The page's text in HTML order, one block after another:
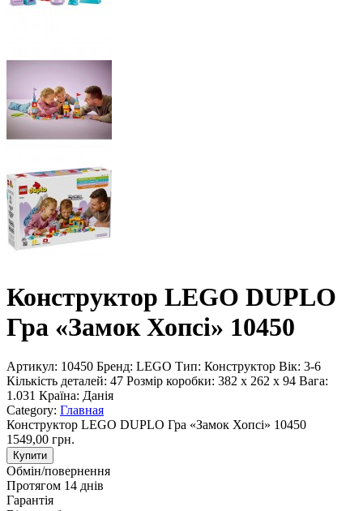
Конструктор LEGO DUPLO
Гра «Замок Хопсі» 10450
Артикул: 10450 Бренд: LEGO Тип: Конструктор Вік: 3-6
Кількість деталей: 47 Розмір коробки: 382 x 262 x 94 Вага:
1.031 Країна: Данія
Category: Главная
Конструктор LEGO DUPLO Гра «Замок Хопсі» 10450
1549,00 грн.
Купити
Обмін/повернення
Протягом 14 днів
Гарантія